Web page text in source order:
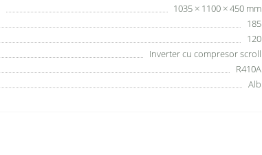
1035 × 1100 × 450 mm
185
120
Inverter cu compresor scroll
R410A
Alb